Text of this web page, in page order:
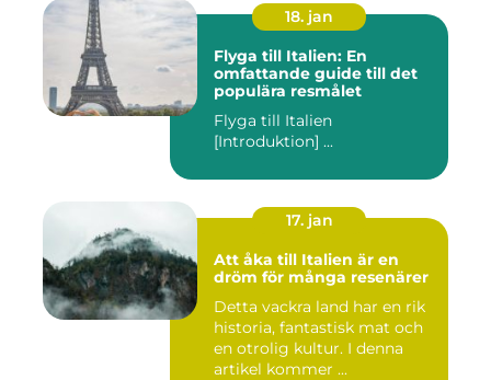
18. jan
Flyga till Italien: En
omfattande guide till det
populära resmålet
Flyga till Italien
[Introduktion] ...
17. jan
Att åka till Italien är en
dröm för många resenärer
Detta vackra land har en rik
historia, fantastisk mat och
en otrolig kultur. I denna
artikel kommer ...